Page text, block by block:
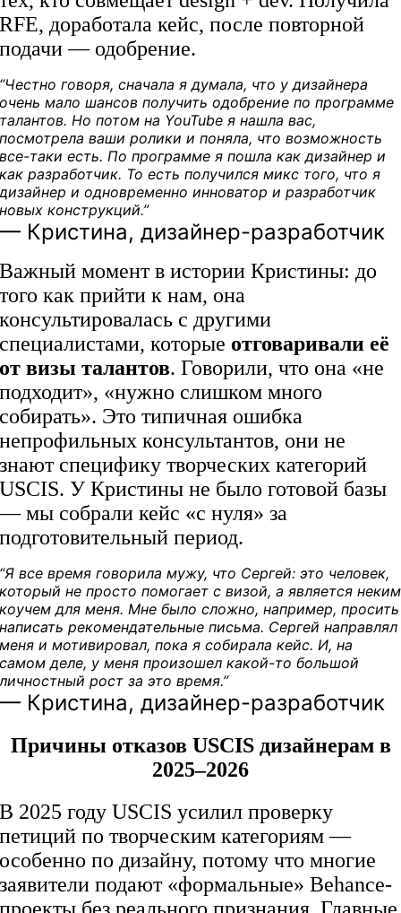
RFE, доработала кейс, после повторной
подачи — одобрение.
“Честно говоря, сначала я думала, что у дизайнера
очень мало шансов получить одобрение по программе
талантов. Но потом на YouTube я нашла вас,
посмотрела ваши ролики и поняла, что возможность
все-таки есть. По программе я пошла как дизайнер и
как разработчик. То есть получился микс того, что я
дизайнер и одновременно инноватор и разработчик
новых конструкций.”
— Кристина, дизайнер-разработчик
Важный момент в истории Кристины: до
того как прийти к нам, она
консультировалась с другими
специалистами, которые отговаривали её
от визы талантов. Говорили, что она «не
подходит», «нужно слишком много
собирать». Это типичная ошибка
непрофильных консультантов, они не
знают специфику творческих категорий
USCIS. У Кристины не было готовой базы
— мы собрали кейс «с нуля» за
подготовительный период.
“Я все время говорила мужу, что Сергей: это человек,
который не просто помогает с визой, а является неким
коучем для меня. Мне было сложно, например, просить
написать рекомендательные письма. Сергей направлял
меня и мотивировал, пока я собирала кейс. И, на
самом деле, у меня произошел какой-то большой
личностный рост за это время.”
— Кристина, дизайнер-разработчик
Причины отказов USCIS дизайнерам в
2025–2026
В 2025 году USCIS усилил проверку
петиций по творческим категориям —
особенно по дизайну, потому что многие
заявители подают «формальные» Behance-
проекты без реального признания. Главные